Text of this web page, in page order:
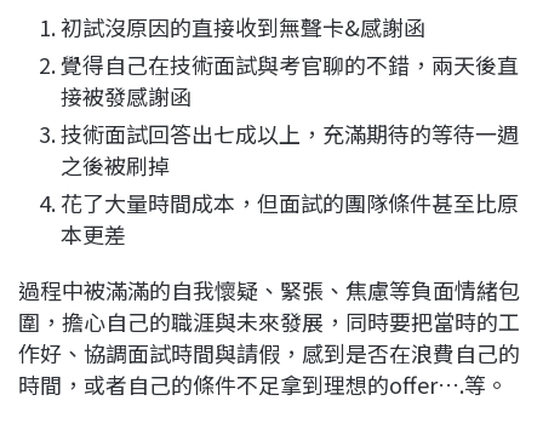
初試沒原因的直接收到無聲卡&感謝函
覺得自己在技術面試與考官聊的不錯，兩天後直
接被發感謝函
技術面試回答出七成以上，充滿期待的等待一週
之後被刷掉
花了大量時間成本，但面試的團隊條件甚至比原
本更差
過程中被滿滿的自我懷疑、緊張、焦慮等負面情緒包
圍，擔心自己的職涯與未來發展，同時要把當時的工
作好、協調面試時間與請假，感到是否在浪費自己的
時間，或者自己的條件不足拿到理想的offer….等。